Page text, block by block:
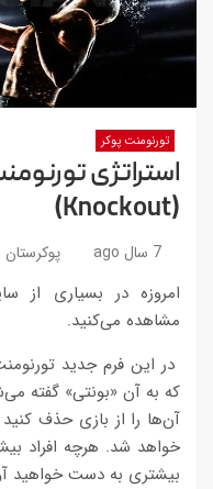
تورنومنت پوکر
استراتژی
(Knockout)
7 سال ago پوکرستان
امروزه در بسیاری از
مشاهده می‌کنید.
در این فرم جدید
که به آن «بونتی» گفته
آن‌ها را از بازی حذف
خواهد شد. هرچه افراد
بیشتری به دست خواهید